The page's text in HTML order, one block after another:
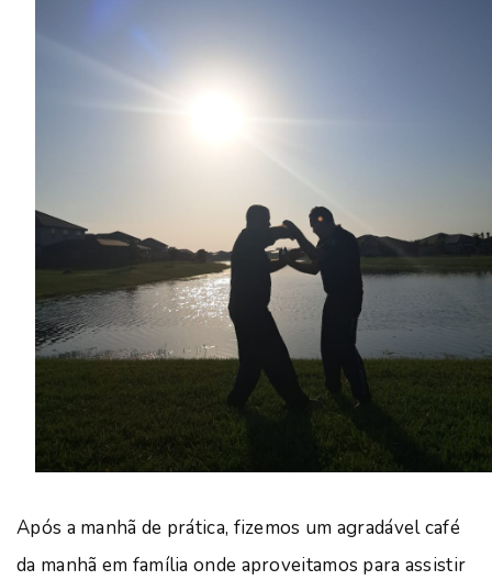
Após a manhã de prática, fizemos um agradável café
da manhã em família onde aproveitamos para assistir